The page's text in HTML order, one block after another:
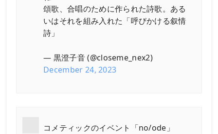
頌歌、合唱のために作られた詩歌。ある
いはそれを組み入れた「呼びかける叙情
詩」
— 黒澄子音 (@closeme_nex2)
December 24, 2023
コメティックのイベント「no/ode」